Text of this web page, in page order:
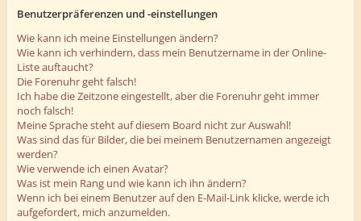
Benutzerpräferenzen und -einstellungen
Wie kann ich meine Einstellungen ändern?
Wie kann ich verhindern, dass mein Benutzername in der Online-
Liste auftaucht?
Die Forenuhr geht falsch!
Ich habe die Zeitzone eingestellt, aber die Forenuhr geht immer
noch falsch!
Meine Sprache steht auf diesem Board nicht zur Auswahl!
Was sind das für Bilder, die bei meinem Benutzernamen angezeigt
werden?
Wie verwende ich einen Avatar?
Was ist mein Rang und wie kann ich ihn ändern?
Wenn ich bei einem Benutzer auf den E-Mail-Link klicke, werde ich
aufgefordert, mich anzumelden.